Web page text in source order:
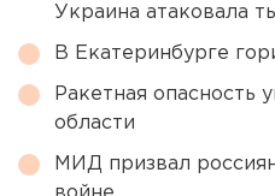
Украина атаковала
В Екатеринбурге
Ракетная опасность
области
МИД призвал